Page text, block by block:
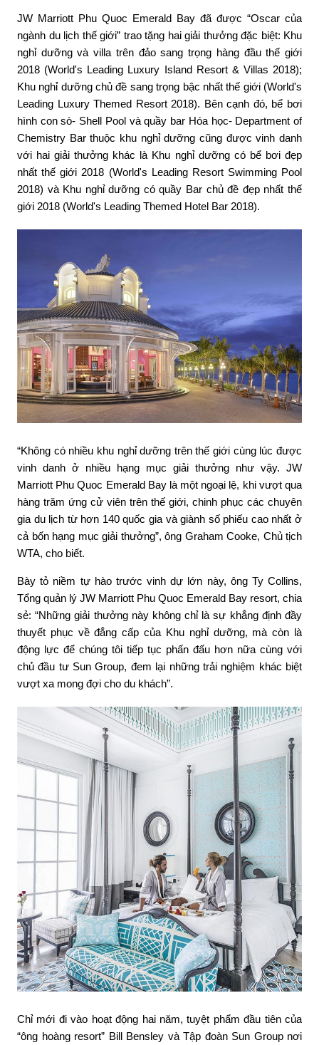
JW Marriott Phu Quoc Emerald Bay đã được “Oscar của
ngành du lịch thế giới” trao tặng hai giải thưởng đặc biệt: Khu
nghỉ dưỡng và villa trên đảo sang trọng hàng đầu thế giới
2018 (World's Leading Luxury Island Resort & Villas 2018);
Khu nghỉ dưỡng chủ đề sang trọng bậc nhất thế giới (World's
Leading Luxury Themed Resort 2018). Bên cạnh đó, bể bơi
hình con sò- Shell Pool và quầy bar Hóa học- Department of
Chemistry Bar thuộc khu nghỉ dưỡng cũng được vinh danh
với hai giải thưởng khác là Khu nghỉ dưỡng có bể bơi đẹp
nhất thế giới 2018 (World's Leading Resort Swimming Pool
2018) và Khu nghỉ dưỡng có quầy Bar chủ đề đẹp nhất thế
giới 2018 (World's Leading Themed Hotel Bar 2018).
“Không có nhiều khu nghỉ dưỡng trên thế giới cùng lúc được
vinh danh ở nhiều hạng mục giải thưởng như vậy. JW
Marriott Phu Quoc Emerald Bay là một ngoại lệ, khi vượt qua
hàng trăm ứng cử viên trên thế giới, chinh phục các chuyên
gia du lịch từ hơn 140 quốc gia và giành số phiếu cao nhất ở
cả bốn hạng mục giải thưởng”, ông Graham Cooke, Chủ tịch
WTA, cho biết.
Bày tỏ niềm tự hào trước vinh dự lớn này, ông Ty Collins,
Tổng quản lý JW Marriott Phu Quoc Emerald Bay resort, chia
sẻ: “Những giải thưởng này không chỉ là sự khẳng định đầy
thuyết phục về đẳng cấp của Khu nghỉ dưỡng, mà còn là
động lực để chúng tôi tiếp tục phấn đấu hơn nữa cùng với
chủ đầu tư Sun Group, đem lại những trải nghiệm khác biệt
vượt xa mong đợi cho du khách”.
Chỉ mới đi vào hoạt động hai năm, tuyệt phẩm đầu tiên của
“ông hoàng resort” Bill Bensley và Tập đoàn Sun Group nơi